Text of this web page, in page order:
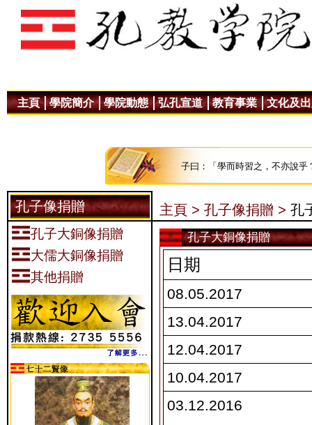
主頁 學院簡介 學院動態 弘孔宣道 教育事業 文化及
子曰：「學而時習之，不亦說
孔子像捐贈
孔子大銅像捐贈
大儒大銅像捐贈
其他捐贈
主頁 > 孔子像捐贈 > 孔
孔子大銅像捐贈
日期
08.05.2017
13.04.2017
12.04.2017
10.04.2017
03.12.2016